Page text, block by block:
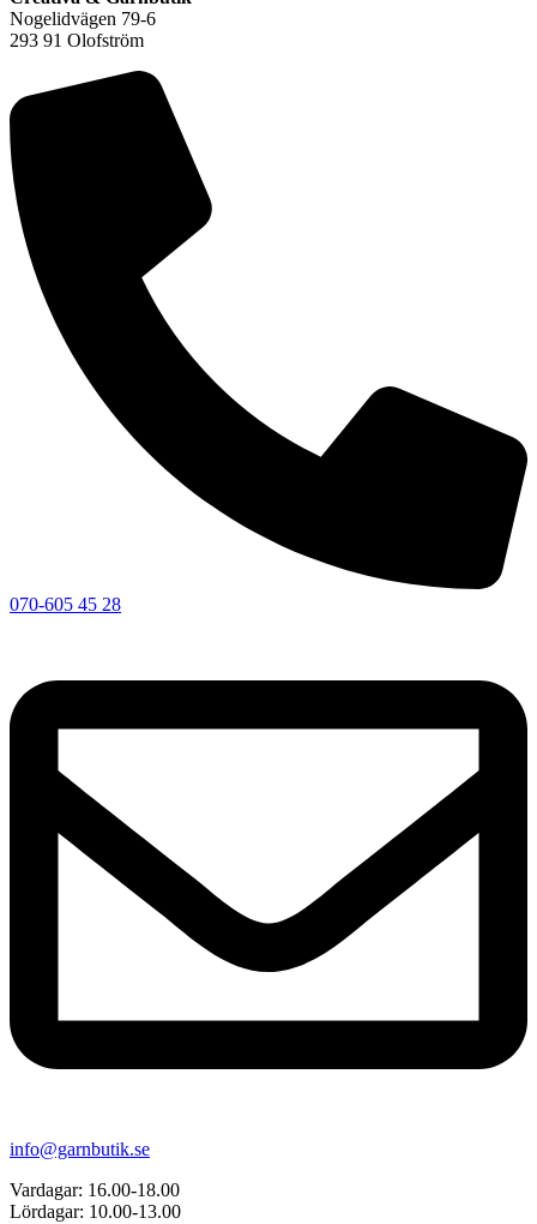
Nogelidvägen 79-6
293 91 Olofström
070-605 45 28
info@garnbutik.se
Vardagar: 16.00-18.00
Lördagar: 10.00-13.00